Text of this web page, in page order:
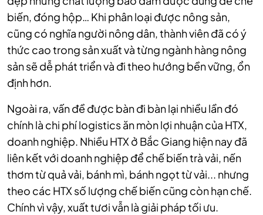
biến, đóng hộp… Khi phân loại được nông sản,
cũng có nghĩa người nông dân, thành viên đã có ý
thức cao trong sản xuất và từng ngành hàng nông
sản sẽ dễ phát triển và đi theo hướng bền vững, ổn
định hơn.
Ngoài ra, vấn đề được bàn đi bàn lại nhiều lần đó
chính là chi phí logistics ăn mòn lợi nhuận của HTX,
doanh nghiệp. Nhiều HTX ở Bắc Giang hiện nay đã
liên kết với doanh nghiệp để chế biến trà vải, nến
thơm từ quả vải, bánh mì, bánh ngọt từ vải... nhưng
theo các HTX số lượng chế biến cũng còn hạn chế.
Chính vì vậy, xuất tươi vẫn là giải pháp tối ưu.